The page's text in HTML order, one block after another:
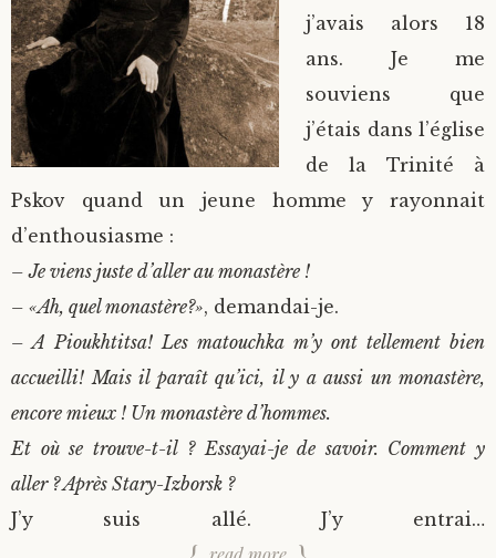
j’avais alors 18
ans. Je me
souviens que
j’étais dans l’église
de la Trinité à
Pskov quand un jeune homme y rayonnait
d’enthousiasme :
– Je viens juste d’aller au monastère !
– «Ah, quel monastère?», demandai-je.
– A Pioukhtitsa! Les matouchka m’y ont tellement bien
accueilli! Mais il paraît qu’ici, il y a aussi un monastère,
encore mieux ! Un monastère d’hommes.
Et où se trouve-t-il ? Essayai-je de savoir. Comment y
aller ? Après Stary-Izborsk ?
J’y suis allé. J’y entrai…